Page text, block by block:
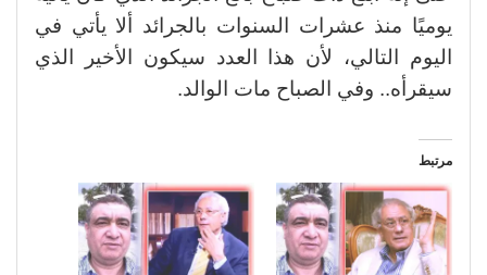
يوميًا منذ عشرات السنوات بالجرائد ألا يأتي في
اليوم التالي، لأن هذا العدد سيكون الأخير الذي
سيقرأه.. وفي الصباح مات الوالد.
مرتبط